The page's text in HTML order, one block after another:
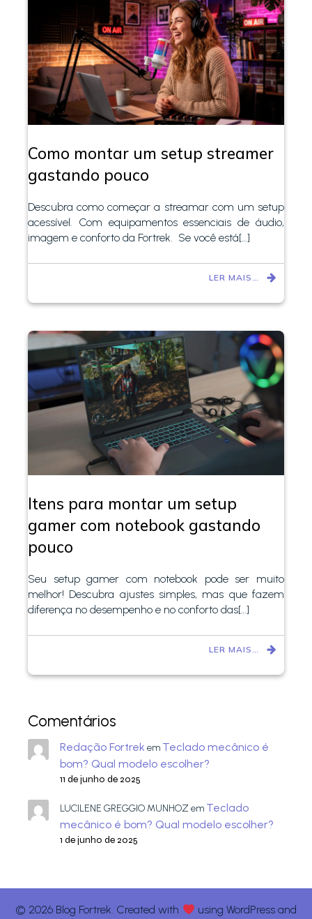
Como montar um setup streamer
gastando pouco
Descubra como começar a streamar com um setup
acessível. Com equipamentos essenciais de áudio,
imagem e conforto da Fortrek. Se você está[…]
LER MAIS…
Itens para montar um setup
gamer com notebook gastando
pouco
Seu setup gamer com notebook pode ser muito
melhor! Descubra ajustes simples, mas que fazem
diferença no desempenho e no conforto das[…]
LER MAIS…
Comentários
Redação Fortrek em Teclado mecânico é
bom? Qual modelo escolher?
11 de junho de 2025
LUCILENE GREGGIO MUNHOZ em Teclado
mecânico é bom? Qual modelo escolher?
1 de junho de 2025
© 2026 Blog Fortrek. Created with using WordPress and